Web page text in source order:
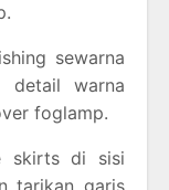
sewarna
detail warna
foglamp.
skirts di sisi